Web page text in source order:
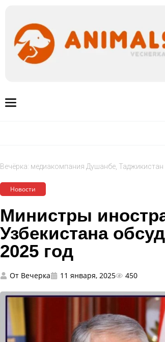
Вечёрка: медиакомпания Душанбе, Таджикистан
Новости
Министры
Узбекистана
2025 год
От Вечерка 11 января, 2025 450